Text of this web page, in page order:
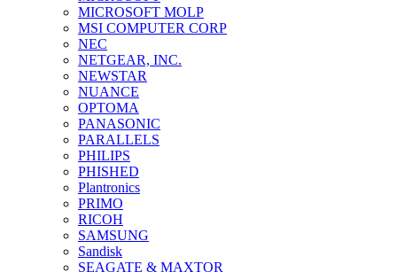
MICROSOFT MOLP
MSI COMPUTER CORP
NEC
NETGEAR, INC.
NEWSTAR
NUANCE
OPTOMA
PANASONIC
PARALLELS
PHILIPS
PHISHED
Plantronics
PRIMO
RICOH
SAMSUNG
Sandisk
SEAGATE & MAXTOR